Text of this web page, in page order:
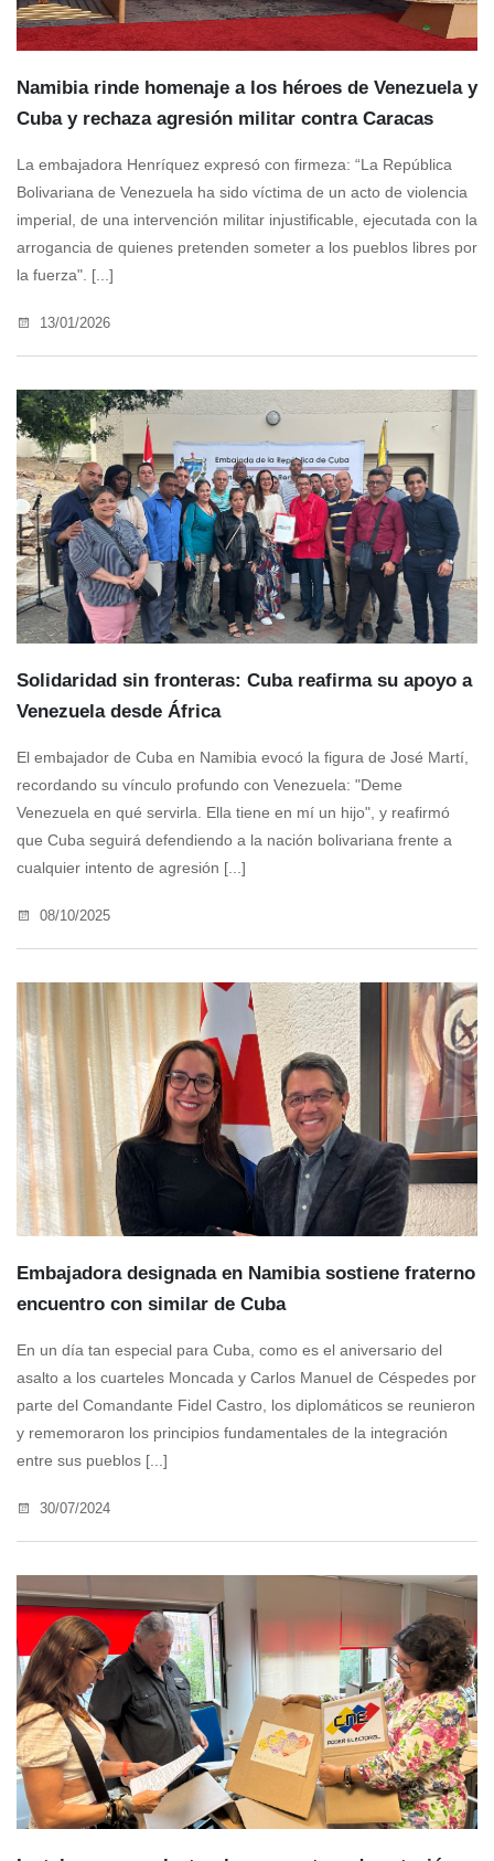
Namibia rinde homenaje a los héroes de Venezuela y
Cuba y rechaza agresión militar contra Caracas
La embajadora Henríquez expresó con firmeza: “La República
Bolivariana de Venezuela ha sido víctima de un acto de violencia
imperial, de una intervención militar injustificable, ejecutada con la
arrogancia de quienes pretenden someter a los pueblos libres por
la fuerza". [...]
13/01/2026
Solidaridad sin fronteras: Cuba reafirma su apoyo a
Venezuela desde África
El embajador de Cuba en Namibia evocó la figura de José Martí,
recordando su vínculo profundo con Venezuela: "Deme
Venezuela en qué servirla. Ella tiene en mí un hijo", y reafirmó
que Cuba seguirá defendiendo a la nación bolivariana frente a
cualquier intento de agresión [...]
08/10/2025
Embajadora designada en Namibia sostiene fraterno
encuentro con similar de Cuba
En un día tan especial para Cuba, como es el aniversario del
asalto a los cuarteles Moncada y Carlos Manuel de Céspedes por
parte del Comandante Fidel Castro, los diplomáticos se reunieron
y rememoraron los principios fundamentales de la integración
entre sus pueblos [...]
30/07/2024